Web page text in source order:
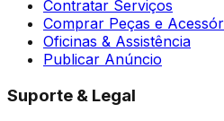
Contratar Serviços
Comprar Peças e
Oficinas & Assistência
Publicar Anúncio
Suporte & Legal